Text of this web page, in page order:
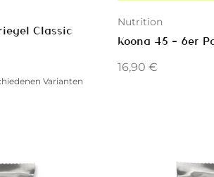
Classic
Varianten
Nutrition
Koona 45 – 6er
16,90 €